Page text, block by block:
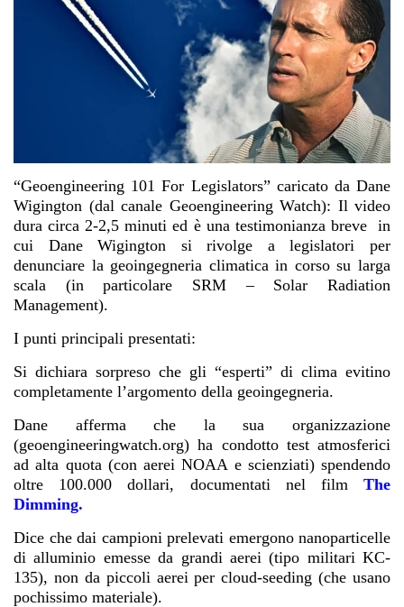
“Geoengineering 101 For Legislators” caricato da Dane
Wigington (dal canale Geoengineering Watch): Il video
dura circa 2-2,5 minuti ed è una testimonianza breve in
cui Dane Wigington si rivolge a legislatori per
denunciare la geoingegneria climatica in corso su larga
scala (in particolare SRM – Solar Radiation
Management).
I punti principali presentati:
Si dichiara sorpreso che gli “esperti” di clima evitino
completamente l’argomento della geoingegneria.
Dane afferma che la sua organizzazione
(geoengineeringwatch.org) ha condotto test atmosferici
ad alta quota (con aerei NOAA e scienziati) spendendo
oltre 100.000 dollari, documentati nel film The
Dimming.
Dice che dai campioni prelevati emergono nanoparticelle
di alluminio emesse da grandi aerei (tipo militari KC-
135), non da piccoli aerei per cloud-seeding (che usano
pochissimo materiale).